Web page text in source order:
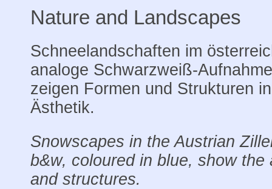
Nature and Landscapes
Schneelandschaften im
analoge Schwarzweiß-
zeigen Formen und Strukturen
Ästhetik.
Snowscapes in the Austrian
b&w, coloured in blue, show
and structures.